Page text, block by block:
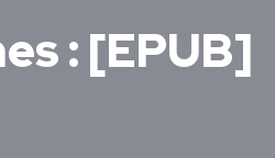
: [EPUB]